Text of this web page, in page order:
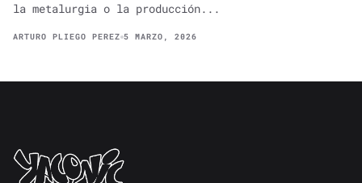
la metalurgia o la producción...
ARTURO PLIEGO PEREZ 5 MARZO, 2026